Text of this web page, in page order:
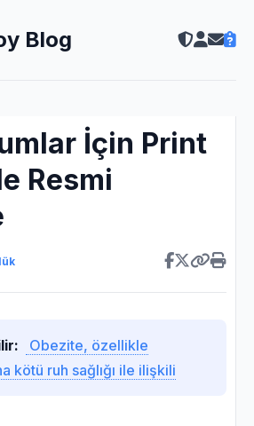
Blog
İçin Print
Resmi
Obezite, özellikle
kötü ruh sağlığı ile ilişkili